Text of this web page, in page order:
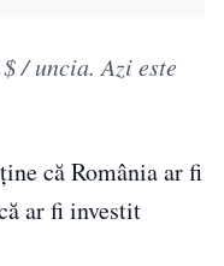
/ uncia. Azi este
că România ar fi
ar fi investit